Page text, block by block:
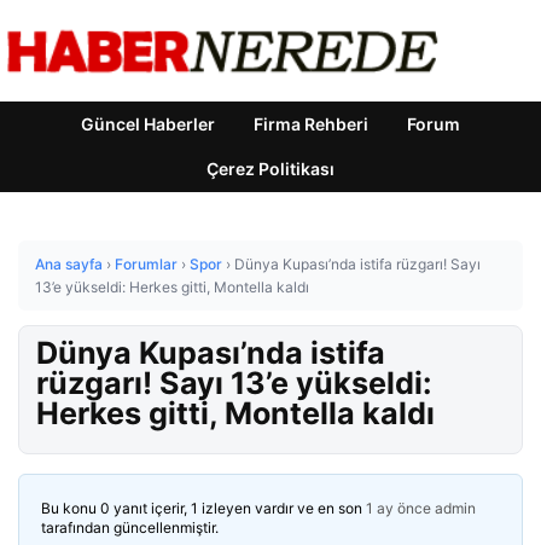
Güncel Haberler Firma Rehberi Forum
Çerez Politikası
Ana sayfa › Forumlar › Spor › Dünya Kupası’nda istifa rüzgarı! Sayı
13’e yükseldi: Herkes gitti, Montella kaldı
Dünya Kupası’nda istifa
rüzgarı! Sayı 13’e yükseldi:
Herkes gitti, Montella kaldı
Bu konu 0 yanıt içerir, 1 izleyen vardır ve en son 1 ay önce admin
tarafından güncellenmiştir.